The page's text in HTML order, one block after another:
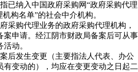
已纳入中国政府采购网“政府采购代理
构名单”的社会中介机构。
采购代理业务的政府采购代理机构，
案申请。经江阴市财政局备案后可从事
动。
后发生变更（主要指法人代表、办公
有变动的），均应在变更变动之日起二